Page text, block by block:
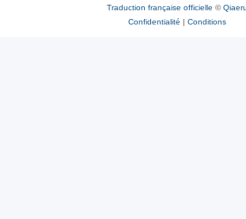
Traduction française officielle ©Qiaeru
Confidentialité | Conditions